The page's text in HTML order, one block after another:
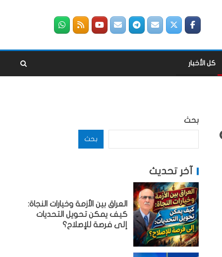
كل الأخبار
بحث
بحث
آخر تحديث
العراق بين الأزمة وخيارات النجاة:
كيف يمكن تحويل التحديات
إلى فرصة للإصلاح؟